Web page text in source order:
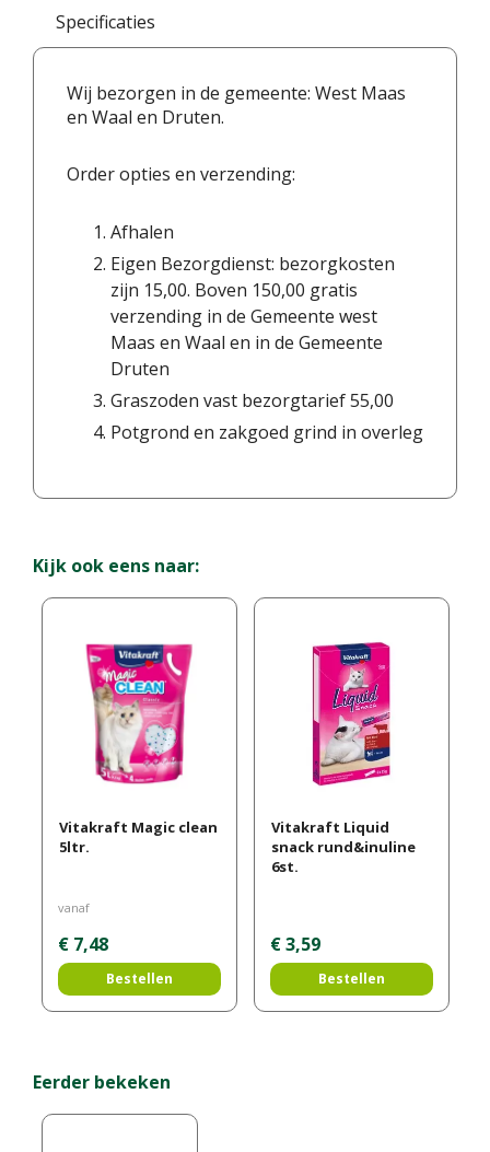
Specificaties
Wij bezorgen in de gemeente: West Maas
en Waal en Druten.
Order opties en verzending:
Afhalen
Eigen Bezorgdienst: bezorgkosten
zijn 15,00. Boven 150,00 gratis
verzending in de Gemeente west
Maas en Waal en in de Gemeente
Druten
Graszoden vast bezorgtarief 55,00
Potgrond en zakgoed grind in overleg
Kijk ook eens naar:
Vitakraft Magic clean
5ltr.
vanaf
€ 7,48
Bestellen
Vitakraft Liquid
snack rund&inuline
6st.
€ 3,59
Bestellen
Eerder bekeken